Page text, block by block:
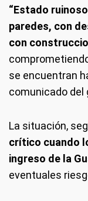
“Estado
paredes, con
con
se encuentran
comunicado del
La situación,
crítico cuando
ingreso de la
eventuales